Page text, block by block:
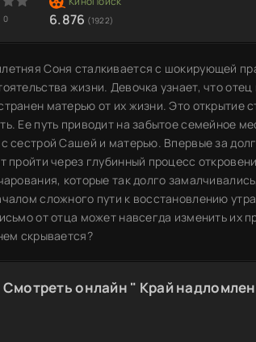
0 6.876 (1922)
Соня сталкивается с шокирующей
жизни. Девочка узнает, что
матерью от их жизни. Это открытие
Ее путь приводит на забытое семейное
с сестрой Сашей и матерью. Впервые за
пройти через глубинный процесс
которые так долго
сложного пути к восстановлению
от отца может навсегда изменить их
скрывается?
Смотреть онлайн " Край